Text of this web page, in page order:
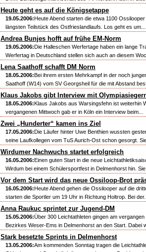
Heute geht es auf die Königsetappe
19.05.2006:Heute Abend starten die etwa 1100
längsten Teilstück des Ostfrieslandlaufs. Los geht es um...
Andrea Bunjes hofft auf frühe EM-Norm
19.05.2006:Die Halleschen Werfertage haben ein lange
Werfertag in Deutschland stellen sich auch an diesem
Lena Saathoff schafft DM Norm
18.05.2006:Bei ihrem ersten Mehrkampf in der noch
Saathoff (W14) vom SV Georgsheil für die mit Abstand
Klaus Jakobs gibt Interview mit
18.05.2006:Klaus Jakobs aus Warsingsfehn ist weiterhin
vergangenen Mittwoch gab er in Köln ein Interview beim...
Zwei „Hunderter“ kamen ins Ziel
17.05.2006:Die Läufer hinter Uwe Benthien wussten
seine Laufkollegen vom TuS Aurich-Ost schon gesorgt.
Wirdumer Nachwuchs startet erfolgreich
16.05.2006:Einen guten Start in die neue
Wirdum bei einem Schülersportfest in Delmenhorst hin.
Vor dem Start wird das neue Ossiloop-Brot
16.05.2006:Heute Abend gehen die Ossilooper auf die
starten die Sportler um 19 Uhr in Richtung Holtrop. Bei der...
Anna Raukuc sprintet zur Jugend-DM
15.05.2006:Über 300 Leichtathleten gingen am
Bezirkes Weser-Ems in Delmenhorst an den Start. Dabei
Stark besetzte Sprints in Delmenhorst
13.05.2006:Am kommenden Sonntag tragen die